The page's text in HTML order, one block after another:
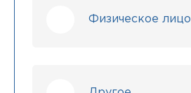
Физическое лицо